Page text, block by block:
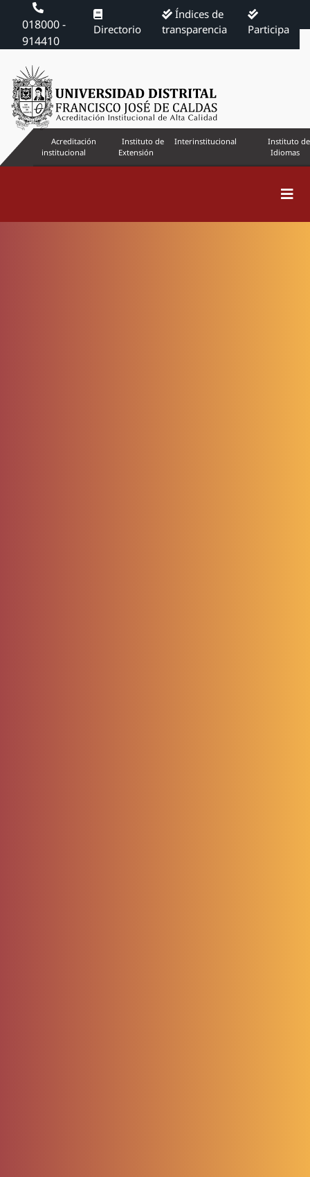
018000 -
914410
Directorio
Índices de
transparencia
Participa
Acreditación
institucional
Instituto de
Extensión
Interinstitucional
Instituto de
Idiomas